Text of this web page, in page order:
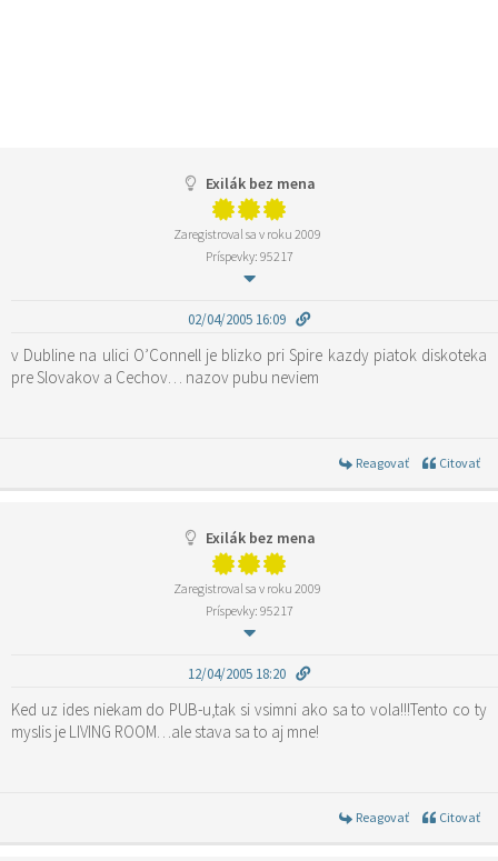
Exilák bez mena
Zaregistroval sa v roku 2009
Príspevky: 95217
02/04/2005 16:09
v Dubline na ulici O’Connell je blizko pri Spire kazdy piatok diskoteka
pre Slovakov a Cechov… nazov pubu neviem
Reagovať Citovať
Exilák bez mena
Zaregistroval sa v roku 2009
Príspevky: 95217
12/04/2005 18:20
Ked uz ides niekam do PUB-u,tak si vsimni ako sa to vola!!!Tento co ty
myslis je LIVING ROOM…ale stava sa to aj mne!
Reagovať Citovať